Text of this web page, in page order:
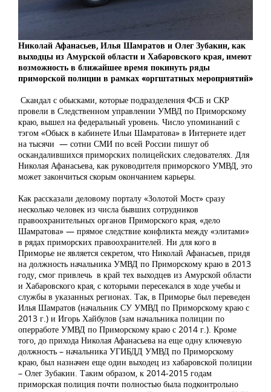
Николай Афанасьев, Илья Шамратов и Олег Зубакин, как
выходцы из Амурской области и Хабаровского края, имеют
возможность в ближайшее время покинуть ряды
приморской полиции в рамках «оргштатных мероприятий»
Скандал с обысками, которые подразделения ФСБ и СКР
провели в Следственном управлении УМВД по Приморскому
краю, вышел на федеральный уровень. Число упоминаний с
тэгом «Обыск в кабинете Ильи Шамратова» в Интернете идет
на тысячи — сотни СМИ по всей России пишут об
оскандалившихся приморских полицейских следователях. Для
Николая Афанасьева, как руководителя приморского УМВД, это
может закончиться скорым окончанием карьеры.
Как рассказали деловому порталу «Золотой Мост» сразу
несколько человек из числа бывших сотрудников
правоохранительных органов Приморского края, «дело
Шамратова» — прямое следствие конфликта между «элитами»
в рядах приморских правоохранителей. Ни для кого в
Приморье не является секретом, что Николай Афанасьев, придя
на должность начальника УМВД по Приморскому краю в 2013
году, смог привлечь в край тех выходцев из Амурской области
и Хабаровского края, с которыми пересекался в ходе учебы и
службы в указанных регионах. Так, в Приморье был переведен
Илья Шамратов (начальник СУ УМВД по Приморскому краю с
2013 г.) и Игорь Хайбулов (зам начальника полиции по
оперработе УМВД по Приморскому краю с 2014 г.). Кроме
того, до прихода Николая Афанасьева на еще одну ключевую
должность – начальника УГИБДД УМВД по Приморскому
краю, был назначен еще один выходец из хабаровской полиции
– Олег Зубакин. Таким образом, к 2014-2015 годам
приморская полиция почти полностью была подконтрольно